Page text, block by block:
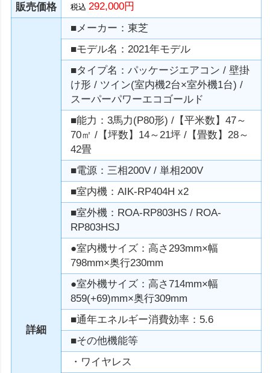
販売価格
税込292,000円
詳細
■メーカー：東芝
■モデル名：2021年モデル
■タイプ名：パッケージエアコン / 壁掛
け形 / ツイン(室内機2台×室外機1台) /
スーパーパワーエコゴールド
■能力：3馬力(P80形) /【平米数】47～
70㎡ /【坪数】14～21坪 /【畳数】28～
42畳
■電源：三相200V / 単相200V
■室内機：AIK-RP404H x2
■室外機：ROA-RP803HS / ROA-
RP803HSJ
●室内機サイズ：高さ293mm×幅
798mm×奥行230mm
●室外機サイズ：高さ714mm×幅
859(+69)mm×奥行309mm
■通年エネルギー消費効率：5.6
■その他機能等
・ワイヤレス